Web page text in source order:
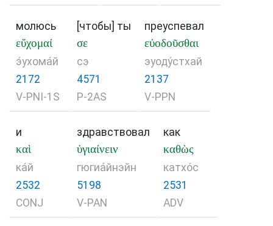
молюсь
εὔχομαί
э́ухома́й
2172
V-PNI-1S
[чтобы] ты
σε
сэ
4571
P-2AS
преуспевал
εὐοδοῦσθαι
эуоду́стхай
2137
V-PPN
и
καὶ
ка́й
2532
CONJ
здравствовал
ὑγιαίνειν
гюгиа́йнэйн
5198
V-PAN
как
καθὼς
катхо́с
2531
ADV